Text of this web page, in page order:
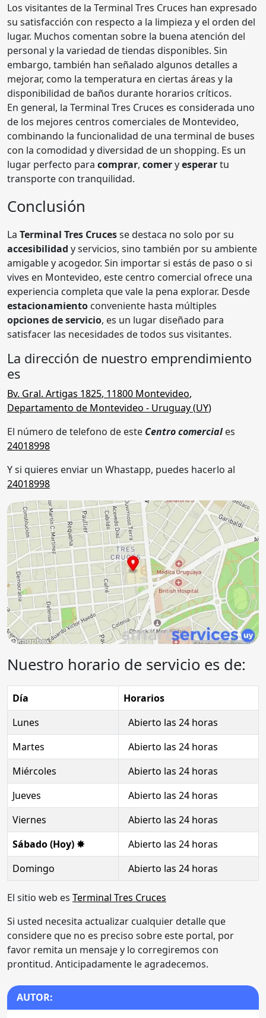
Los visitantes de la Terminal Tres Cruces han expresado
su satisfacción con respecto a la limpieza y el orden del
lugar. Muchos comentan sobre la buena atención del
personal y la variedad de tiendas disponibles. Sin
embargo, también han señalado algunos detalles a
mejorar, como la temperatura en ciertas áreas y la
disponibilidad de baños durante horarios críticos.
En general, la Terminal Tres Cruces es considerada uno
de los mejores centros comerciales de Montevideo,
combinando la funcionalidad de una terminal de buses
con la comodidad y diversidad de un shopping. Es un
lugar perfecto para comprar, comeryesperartu
transporte con tranquilidad.
Conclusión
La Terminal Tres Crucesse destaca no solo por su
accesibilidad y servicios, sino también por su ambiente
amigable y acogedor. Sin importar si estás de paso o si
vives en Montevideo, este centro comercial ofrece una
experiencia completa que vale la pena explorar. Desde
estacionamiento conveniente hasta múltiples
opciones de servicio, es un lugar diseñado para
satisfacer las necesidades de todos sus visitantes.
La dirección de nuestro emprendimiento
es
Bv. Gral. Artigas 1825, 11800 Montevideo,
Departamento de Montevideo - Uruguay (UY)
El número de telefono de este Centro comercial es
24018998
Y si quieres enviar un Whastapp, puedes hacerlo al
24018998
Nuestro horario de servicio es de:
Día
Horarios
Lunes
Abierto las 24 horas
Martes
Abierto las 24 horas
Miércoles
Abierto las 24 horas
Jueves
Abierto las 24 horas
Viernes
Abierto las 24 horas
Sábado (Hoy) ✸
Abierto las 24 horas
Domingo
Abierto las 24 horas
El sitio web es Terminal Tres Cruces
Si usted necesita actualizar cualquier detalle que
considere que no es preciso sobre este portal, por
favor remita un mensaje y lo corregiremos con
prontitud. Anticipadamente le agradecemos.
AUTOR: